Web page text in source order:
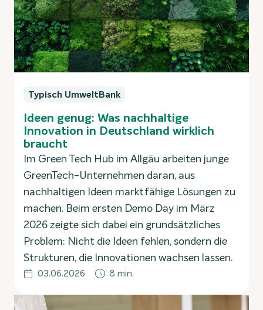
Typisch UmweltBank
Ideen genug: Was nachhaltige
Innovation in Deutschland wirklich
braucht
Im Green Tech Hub im Allgäu arbeiten junge
GreenTech-Unternehmen daran, aus
nachhaltigen Ideen marktfähige Lösungen zu
machen. Beim ersten Demo Day im März
2026 zeigte sich dabei ein grundsätzliches
Problem: Nicht die Ideen fehlen, sondern die
Strukturen, die Innovationen wachsen lassen.
03.06.2026 8 min.